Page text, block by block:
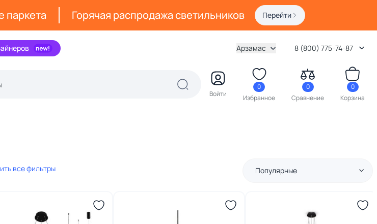
паркета Горячая распродажа светильников Перейти
Арзамас 8 (800) 775-74-87
Войти
0
Избранное
0
Сравнение
0
Корзина
все фильтры Популярные